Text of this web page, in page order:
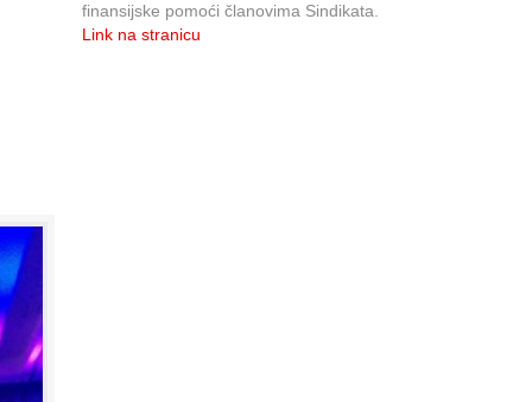
finansijske pomoći članovima Sindikata.
Link na stranicu